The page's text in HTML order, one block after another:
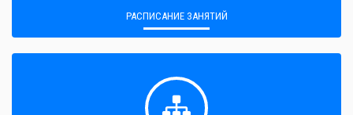
РАСПИСАНИЕ ЗАНЯТИЙ